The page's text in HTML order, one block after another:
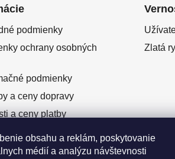
obsahu a reklám, poskytovanie
médií a analýzu návštevnosti
podmienky
ochrany osobných
podmienky
a ceny dopravy
a ceny platby
predaj
od zmluvy
Zlatá